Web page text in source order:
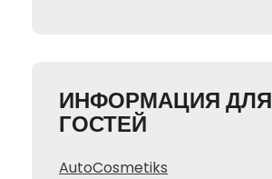
ИНФОРМАЦИЯ ДЛЯ
ГОСТЕЙ
AutoCosmetiks